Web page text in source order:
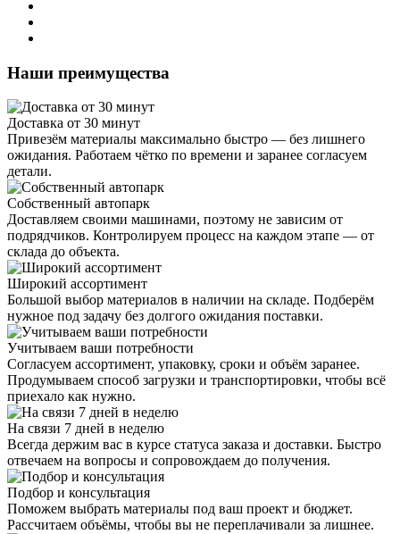
Наши преимущества
Доставка от 30 минут
Привезём материалы максимально быстро — без лишнего
ожидания. Работаем чётко по времени и заранее согласуем
детали.
Собственный автопарк
Доставляем своими машинами, поэтому не зависим от
подрядчиков. Контролируем процесс на каждом этапе — от
склада до объекта.
Широкий ассортимент
Большой выбор материалов в наличии на складе. Подберём
нужное под задачу без долгого ожидания поставки.
Учитываем ваши потребности
Согласуем ассортимент, упаковку, сроки и объём заранее.
Продумываем способ загрузки и транспортировки, чтобы всё
приехало как нужно.
На связи 7 дней в неделю
Всегда держим вас в курсе статуса заказа и доставки. Быстро
отвечаем на вопросы и сопровождаем до получения.
Подбор и консультация
Поможем выбрать материалы под ваш проект и бюджет.
Рассчитаем объёмы, чтобы вы не переплачивали за лишнее.